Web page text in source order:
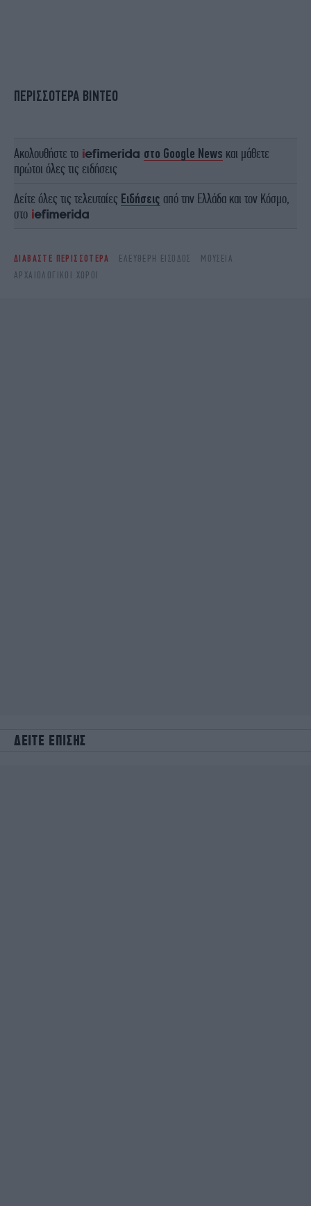
ΠΕΡΙΣΣΟΤΕΡΑ ΒΙΝΤΕΟ
Ακολουθήστε το στο Google News και μάθετε
πρώτοι όλες τις ειδήσεις
Δείτε όλες τις τελευταίες Ειδήσεις από την Ελλάδα και τον Κόσμο,
στο
ΔΙΑΒΑΣΤΕ ΠΕΡΙΣΣΟΤΕΡΑ ΕΛΕΎΘΕΡΗ ΕΊΣΟΔΟΣ
ΜΟΥΣΕΊΑ
ΑΡΧΑΙΟΛΟΓΙΚΟΊ ΧΏΡΟΙ
ΔΕΙΤΕ ΕΠΙΣΗΣ